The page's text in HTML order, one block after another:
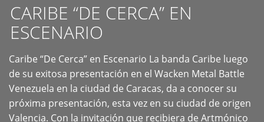
CARIBE “DE CERCA” EN
ESCENARIO
Caribe “De Cerca” en Escenario La banda Caribe luego
de su exitosa presentación en el Wacken Metal Battle
Venezuela en la ciudad de Caracas, da a conocer su
próxima presentación, esta vez en su ciudad de origen
Valencia. Con la invitación que recibiera de Artmónico
+